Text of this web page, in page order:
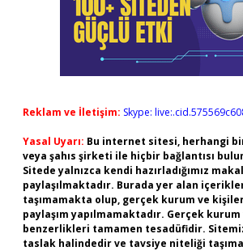
Reklam ve İletişim: Skype:
Yasal Uyarı: Bu internet sitesi, herhangi
veya şahıs şirketi ile hiçbir bağlantısı
Sitede yalnızca kendi hazırladığımız
paylaşılmaktadır. Burada yer alan
taşımamakta olup, gerçek kurum ve
paylaşım yapılmamaktadır. Gerçek
benzerlikleri tamamen tesadüfidir.
taslak halindedir ve tavsiye niteliği